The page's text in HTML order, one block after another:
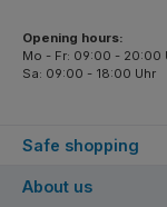
Safe shopping
Opening hours:
Mo - Fr: 09:00 - 20:00
Sa: 09:00 - 18:00 Uhr
About us